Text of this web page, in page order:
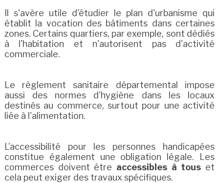
Il s'avère utile d'étudier le plan d'urbanisme qui
établit la vocation des bâtiments dans certaines
zones. Certains quartiers, par exemple, sont dédiés
à l'habitation et n'autorisent pas d'activité
commerciale.
Le règlement sanitaire départemental impose
aussi des normes d'hygiène dans les locaux
destinés au commerce, surtout pour une activité
liée à l'alimentation.
L’accessibilité pour les personnes handicapées
constitue également une obligation légale. Les
commerces doivent être accessibles à tous et
cela peut exiger des travaux spécifiques.